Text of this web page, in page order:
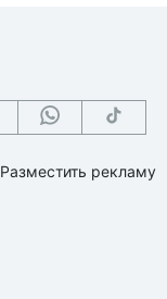
Разместить рекламу